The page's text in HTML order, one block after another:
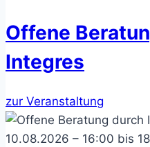
Offene
Integres
zur Veranstaltung
10.08.2026 – 16:00 bis